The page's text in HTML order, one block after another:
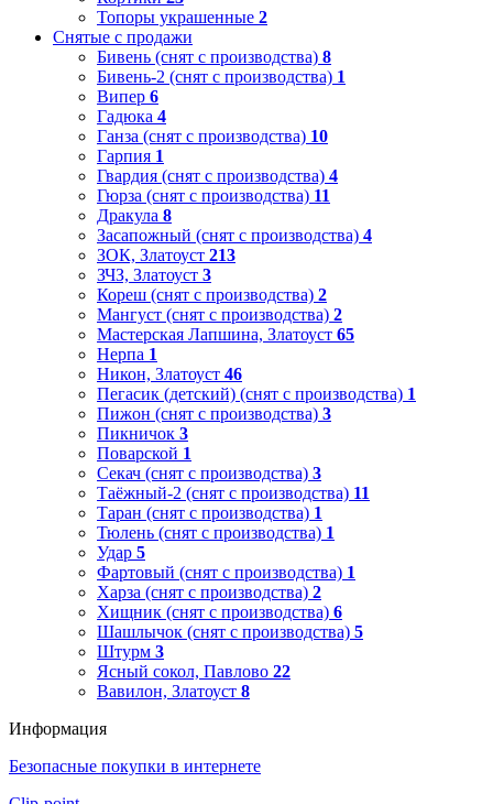
Топоры украшенные 2
Снятые с продажи
Бивень (снят с производства) 8
Бивень-2 (снят с производства) 1
Випер 6
Гадюка 4
Ганза (снят с производства) 10
Гарпия 1
Гвардия (снят с производства) 4
Гюрза (снят с производства) 11
Дракула 8
Засапожный (снят с производства) 4
ЗОК, Златоуст 213
ЗЧЗ, Златоуст 3
Кореш (снят с производства) 2
Мангуст (снят с производства) 2
Мастерская Лапшина, Златоуст 65
Нерпа 1
Никон, Златоуст 46
Пегасик (детский) (снят с производства) 1
Пижон (снят с производства) 3
Пикничок 3
Поварской 1
Секач (снят с производства) 3
Таёжный-2 (снят с производства) 11
Таран (снят с производства) 1
Тюлень (снят с производства) 1
Удар 5
Фартовый (снят с производства) 1
Харза (снят с производства) 2
Хищник (снят с производства) 6
Шашлычок (снят с производства) 5
Штурм 3
Ясный сокол, Павлово 22
Вавилон, Златоуст 8
Информация
Безопасные покупки в интернете